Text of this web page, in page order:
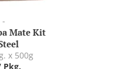
-
Mate Kit
x 500g
Pkg.